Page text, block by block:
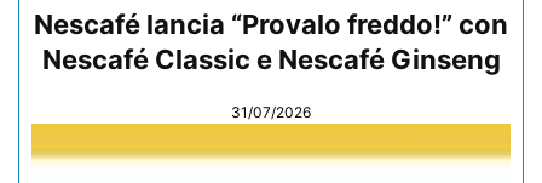
Nescafé lancia “Provalo freddo!” con
Nescafé Classic e Nescafé Ginseng
31/07/2026